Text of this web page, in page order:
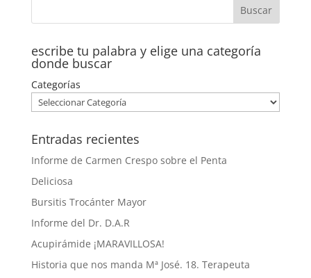
escribe tu palabra y elige una categoría
donde buscar
Categorías
Entradas recientes
Informe de Carmen Crespo sobre el Penta
Deliciosa
Bursitis Trocánter Mayor
Informe del Dr. D.A.R
Acupirámide ¡MARAVILLOSA!
Historia que nos manda Mª José. 18. Terapeuta